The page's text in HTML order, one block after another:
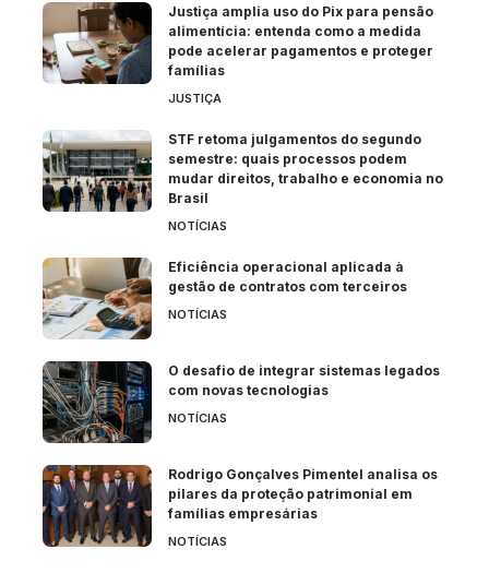
Justiça amplia uso do Pix para pensão
alimentícia: entenda como a medida
pode acelerar pagamentos e proteger
famílias
JUSTIÇA
STF retoma julgamentos do segundo
semestre: quais processos podem
mudar direitos, trabalho e economia no
Brasil
NOTÍCIAS
Eficiência operacional aplicada à
gestão de contratos com terceiros
NOTÍCIAS
O desafio de integrar sistemas legados
com novas tecnologias
NOTÍCIAS
Rodrigo Gonçalves Pimentel analisa os
pilares da proteção patrimonial em
famílias empresárias
NOTÍCIAS